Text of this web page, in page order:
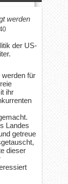
werden
der US-
werden für
ihr
Landes
getreue
dieser